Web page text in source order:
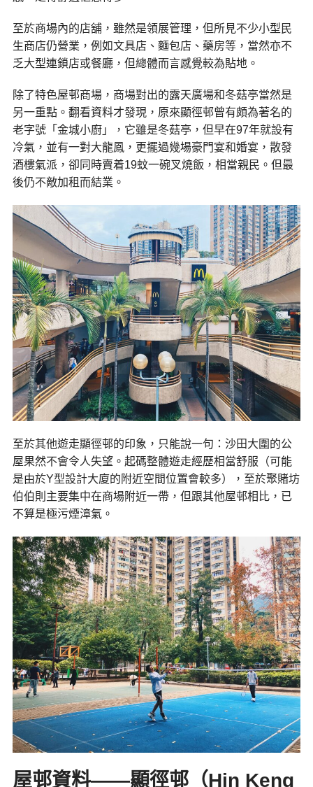
至於商場內的店舖，雖然是領展管理，但所見不少小型民
生商店仍營業，例如文具店、麵包店、藥房等，當然亦不
乏大型連鎖店或餐廳，但總體而言感覺較為貼地。
除了特色屋邨商場，商場對出的露天廣場和冬菇亭當然是
另一重點。翻看資料才發現，原來顯徑邨曾有頗為著名的
老字號「金城小廚」，它雖是冬菇亭，但早在97年就設有
冷氣，並有一對大龍鳳，更擺過幾場豪門宴和婚宴，散發
酒樓氣派，卻同時賣着19蚊一碗叉燒飯，相當親民。但最
後仍不敵加租而結業。
至於其他遊走顯徑邨的印象，只能說一句：沙田大圍的公
屋果然不會令人失望。起碼整體遊走經歷相當舒服（可能
是由於Y型設計大廈的附近空間位置會較多），至於聚賭坊
伯伯則主要集中在商場附近一帶，但跟其他屋邨相比，已
不算是極污煙漳氣。
屋邨資料——顯徑邨（Hin Keng